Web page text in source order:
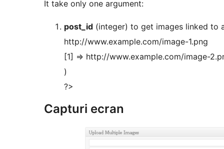
It take only one argument:
post_id (integer) to get images linked to
http://www.example.com/image-1.png
[1] => http://www.example.com/image-
)
?>
Capturi ecran